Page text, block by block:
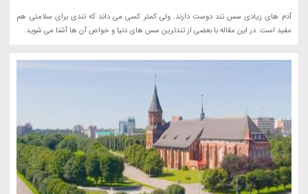
آدم های زیادی سس تند دوست دارند. ولی کمتر کسی می داند که تندی برای سلامتی هم
مفید است. در این مقاله با بعضی از تندترین سس های دنیا و خواص آن ها آشنا می شوید.